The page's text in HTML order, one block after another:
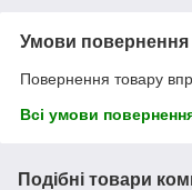
Умови повернення
Повернення товару
Всі умови
Подібні товари